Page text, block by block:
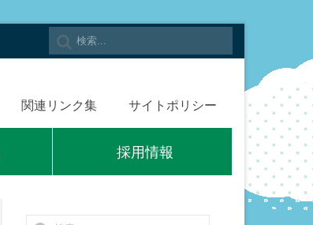
関連リンク集 サイトポリシー
採用情報